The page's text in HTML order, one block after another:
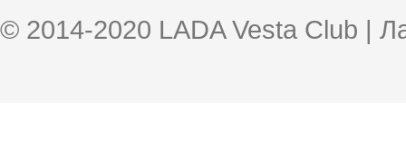
© 2014-2020 LADA Vesta Club |